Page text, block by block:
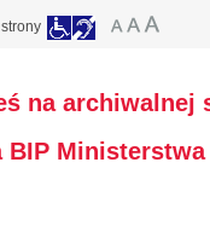
na archiwalnej
BIP